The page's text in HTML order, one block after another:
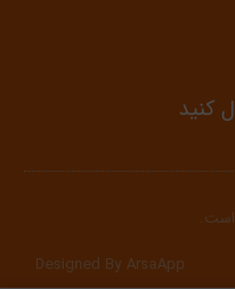
کنید
است.
Designed By ArsaApp